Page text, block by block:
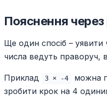
Пояснення
Ще один спосіб – уявити
числа ведуть праворуч,
Приклад 3 × -4
можна
зробити крок на 4